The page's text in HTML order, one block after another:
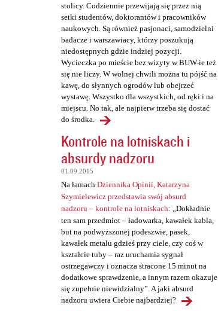
stolicy. Codziennie przewijają się przez nią
setki studentów, doktorantów i pracowników
naukowych. Są również pasjonaci, samodzielni
badacze i warszawiacy, którzy poszukują
niedostępnych gdzie indziej pozycji.
Wycieczka po mieście bez wizyty w BUW-ie też
się nie liczy. W wolnej chwili można tu pójść na
kawę, do słynnych ogrodów lub obejrzeć
wystawę. Wszystko dla wszystkich, od ręki i na
miejscu. No tak, ale najpierw trzeba się dostać
do środka.
Kontrole na lotniskach i
absurdy nadzoru
01.09.2015
Na łamach Dziennika Opinii, Katarzyna
Szymielewicz przedstawia swój absurd
nadzoru – kontrole na lotniskach: „Dokładnie
ten sam przedmiot – ładowarka, kawałek kabla,
but na podwyższonej podeszwie, pasek,
kawałek metalu gdzieś przy ciele, czy coś w
kształcie tuby – raz uruchamia sygnał
ostrzegawczy i oznacza stracone 15 minut na
dodatkowe sprawdzenie, a innym razem okazuje
się zupełnie niewidzialny”. A jaki absurd
nadzoru uwiera Ciebie najbardziej?